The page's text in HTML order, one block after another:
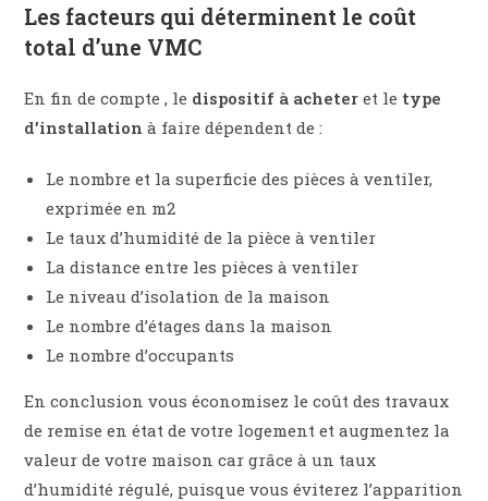
Les facteurs qui déterminent le coût
total d’une VMC
En fin de compte , le dispositif à acheter et le type
d’installation à faire dépendent de :
Le nombre et la superficie des pièces à ventiler,
exprimée en m2
Le taux d’humidité de la pièce à ventiler
La distance entre les pièces à ventiler
Le niveau d’isolation de la maison
Le nombre d’étages dans la maison
Le nombre d’occupants
En conclusion vous économisez le coût des travaux
de remise en état de votre logement et augmentez la
valeur de votre maison car grâce à un taux
d’humidité régulé, puisque vous éviterez l’apparition